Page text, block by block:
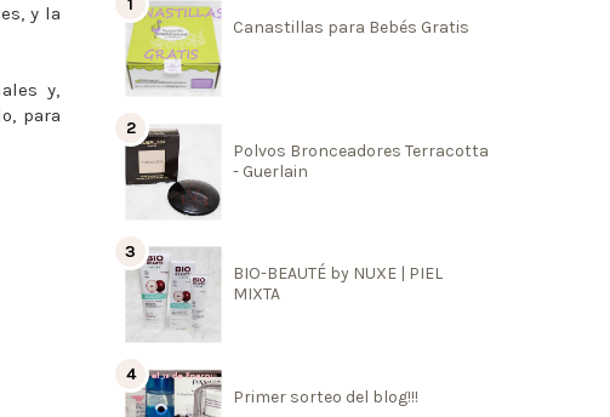
y la
y,
para
Canastillas para Bebés Gratis
Polvos Bronceadores Terracotta
- Guerlain
BIO-BEAUTÉ by NUXE | PIEL
MIXTA
Primer sorteo del blog!!!